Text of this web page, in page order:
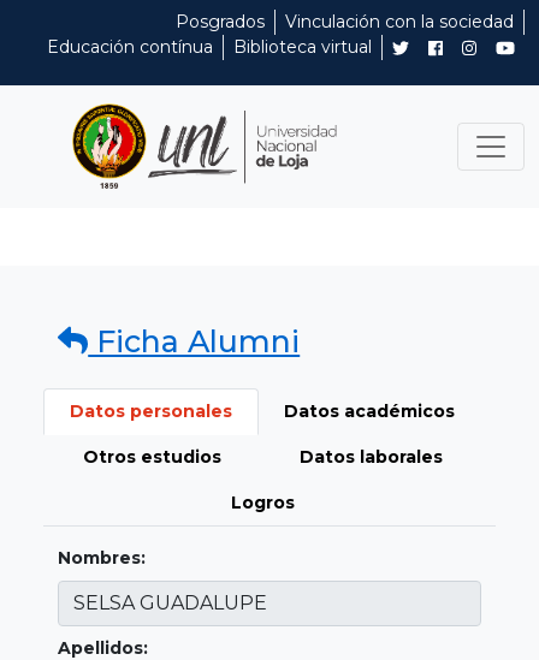
Posgrados
Vinculación con la sociedad
Educación contínua
Biblioteca virtual
Ficha Alumni
Datos personales Datos académicos
Otros estudios Datos laborales
Logros
Nombres:
Apellidos: